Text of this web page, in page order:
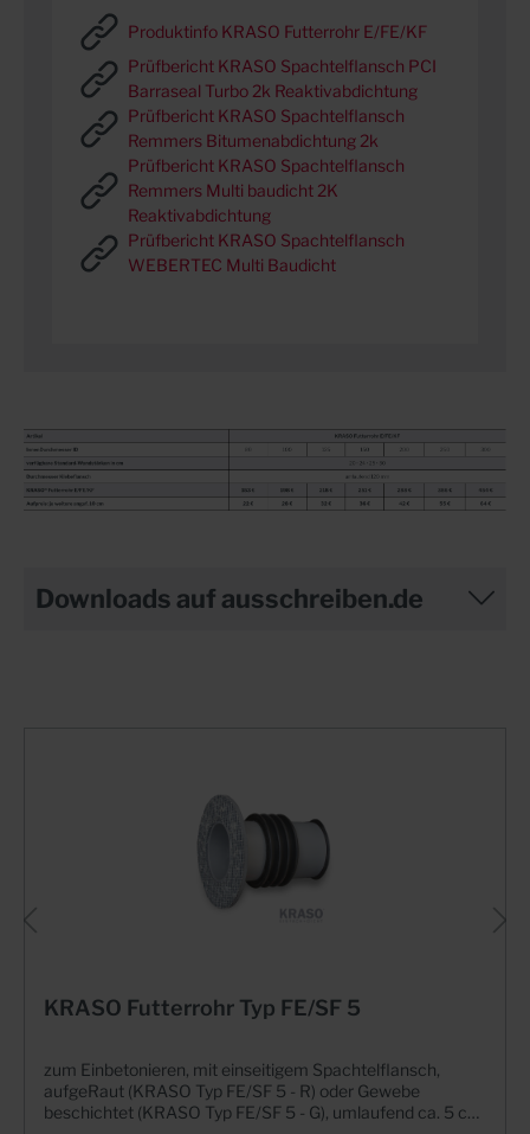
Produktinfo KRASO Futterrohr E/FE/KF
Prüfbericht KRASO Spachtelflansch PCI
Barraseal Turbo 2k Reaktivabdichtung
Prüfbericht KRASO Spachtelflansch
Remmers Bitumenabdichtung 2k
Prüfbericht KRASO Spachtelflansch
Remmers Multi baudicht 2K
Reaktivabdichtung
Prüfbericht KRASO Spachtelflansch
WEBERTEC Multi Baudicht
Downloads auf ausschreiben.de
KRASO Futterrohr Typ FE/SF 5
zum Einbetonieren, mit einseitigem Spachtelflansch,
aufgeRaut (KRASO Typ FE/SF 5 - R) oder Gewebe
beschichtet (KRASO Typ FE/SF 5 - G), umlaufend ca. 5 cm,